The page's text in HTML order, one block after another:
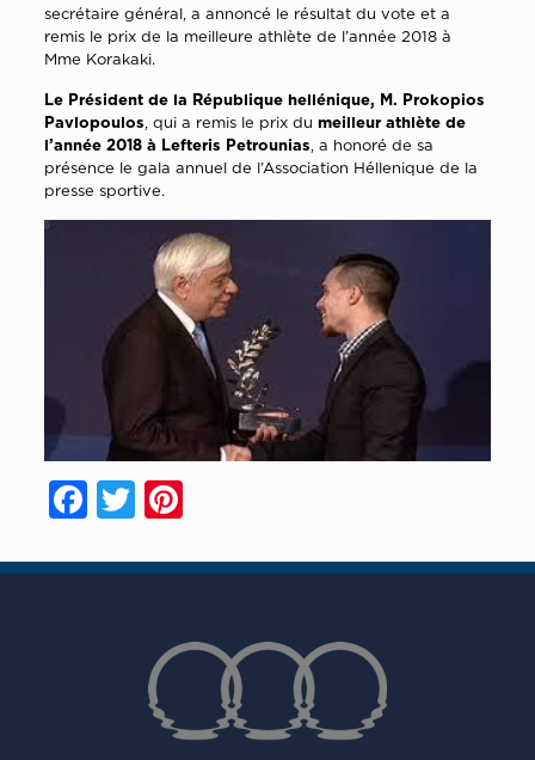
secrétaire général, a annoncé le résultat du vote et a
remis le prix de la meilleure athlète de l’année 2018 à
Mme Korakaki.
Le Président de la République hellénique, M. Prokopios
Pavlopoulos , qui a remis le prix du meilleur athlète de
l’année 2018 à Lefteris Petrounias , a honoré de sa
présence le gala annuel de l’Association Héllenique de la
presse sportive.
Facebook
Twitter